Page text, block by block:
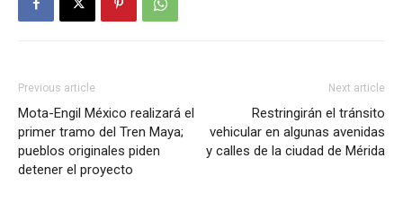
Previous article
Mota-Engil México realizará el
primer tramo del Tren Maya;
pueblos originales piden
detener el proyecto
Next article
Restringirán el tránsito
vehicular en algunas avenidas
y calles de la ciudad de Mérida